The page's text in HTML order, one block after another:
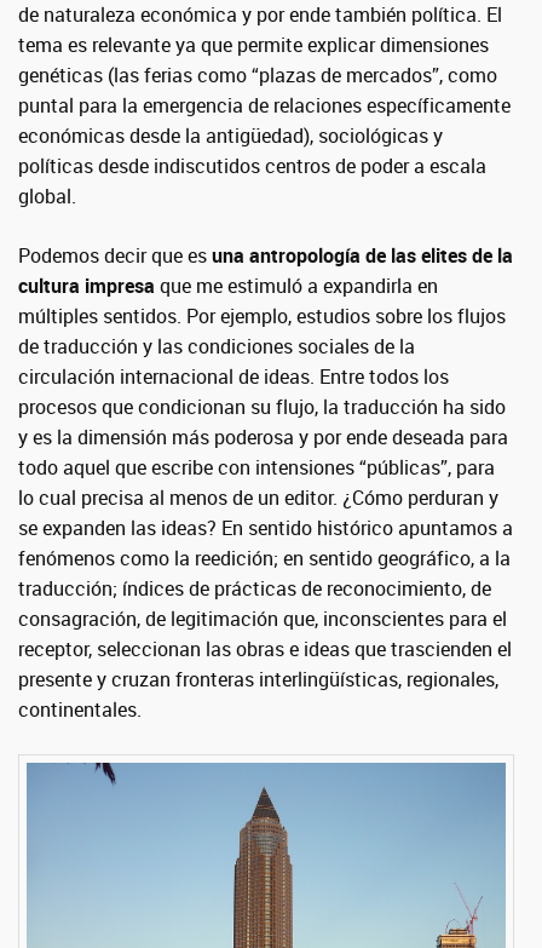
de naturaleza económica y por ende también política. El
tema es relevante ya que permite explicar dimensiones
genéticas (las ferias como “plazas de mercados”, como
puntal para la emergencia de relaciones específicamente
económicas desde la antigüedad), sociológicas y
políticas desde indiscutidos centros de poder a escala
global.
Podemos decir que esuna antropología de las elites de la
cultura impresa que me estimuló a expandirla en
múltiples sentidos. Por ejemplo, estudios sobre los flujos
de traducción y las condiciones sociales de la
circulación internacional de ideas. Entre todos los
procesos que condicionan su flujo, la traducción ha sido
y es la dimensión más poderosa y por ende deseada para
todo aquel que escribe con intensiones “públicas”, para
lo cual precisa al menos de un editor. ¿Cómo perduran y
se expanden las ideas? En sentido histórico apuntamos a
fenómenos como la reedición; en sentido geográfico, a la
traducción; índices de prácticas de reconocimiento, de
consagración, de legitimación que, inconscientes para el
receptor, seleccionan las obras e ideas que trascienden el
presente y cruzan fronteras interlingüísticas, regionales,
continentales.